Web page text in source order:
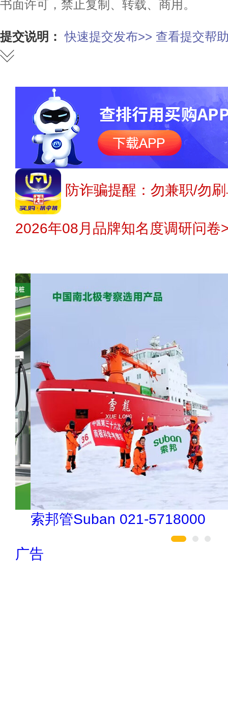
书面许可，禁止复制、转载、商用。
提交说明： 快速提交发布>> 查看提交帮
防诈骗提醒：勿兼职/勿
2026年08月品牌知名度调研问卷
索邦管Suban 021-5718000
广告